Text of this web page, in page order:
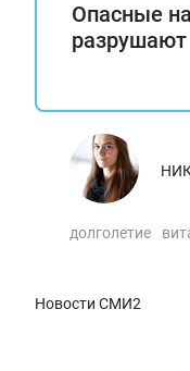
Опасные
разрушают
долголетие
Новости СМИ2